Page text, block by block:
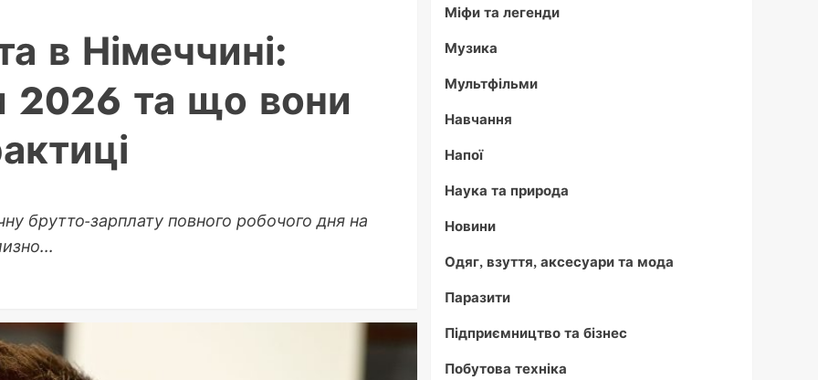
в Німеччині:
2026 та що вони
брутто-зарплату повного робочого дня на
Міфи та легенди
Музика
Мультфільми
Навчання
Напої
Наука та природа
Новини
Одяг, взуття, аксесуари та мода
Паразити
Підприємництво та бізнес
Побутова техніка